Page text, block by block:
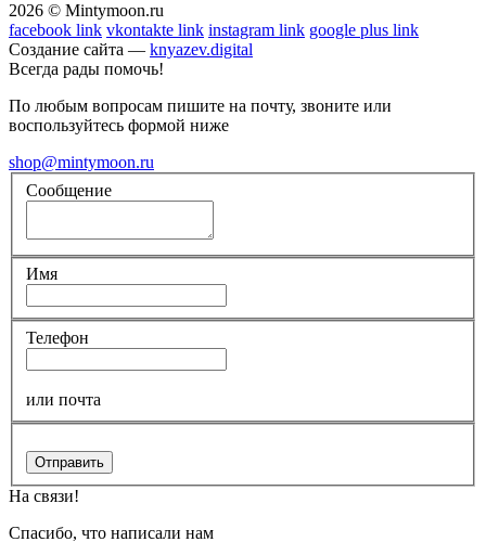
2026 © Mintymoon.ru
facebook link vkontakte link instagram link google plus link
Создание сайта — knyazev.digital
Всегда рады помочь!
По любым вопросам пишите на почту, звоните или
воспользуйтесь формой ниже
shop@mintymoon.ru
Сообщение
Имя
Телефон
или почта
Отправить
На связи!
Спасибо, что написали нам